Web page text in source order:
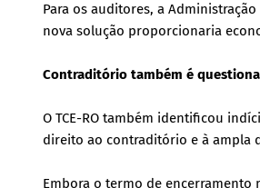
Para os auditores, a
nova solução proporcionaria
Contraditório também é
O TCE-RO também identificou
direito ao contraditório e à ampla
Embora o termo de encerramento